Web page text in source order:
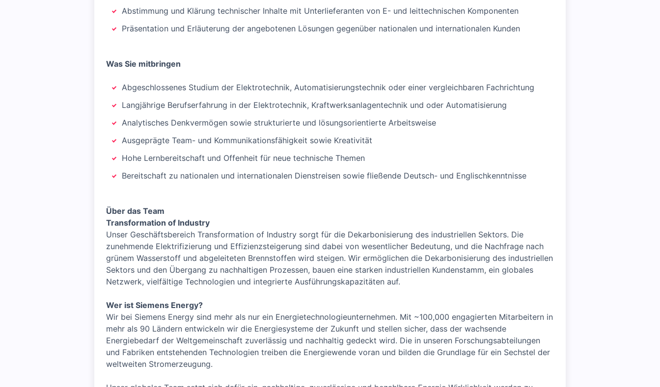
Abstimmung und Klärung technischer Inhalte mit Unterlieferanten von E- und leittechnischen Komponenten
Präsentation und Erläuterung der angebotenen Lösungen gegenüber nationalen und internationalen Kunden
Was Sie mitbringen
Abgeschlossenes Studium der Elektrotechnik, Automatisierungstechnik oder einer vergleichbaren Fachrichtung
Langjährige Berufserfahrung in der Elektrotechnik, Kraftwerksanlagentechnik und oder Automatisierung
Analytisches Denkvermögen sowie strukturierte und lösungsorientierte Arbeitsweise
Ausgeprägte Team- und Kommunikationsfähigkeit sowie Kreativität
Hohe Lernbereitschaft und Offenheit für neue technische Themen
Bereitschaft zu nationalen und internationalen Dienstreisen sowie fließende Deutsch- und Englischkenntnisse
Über das Team
Transformation of Industry
Unser Geschäftsbereich Transformation of Industry sorgt für die Dekarbonisierung des industriellen Sektors. Die
zunehmende Elektrifizierung und Effizienzsteigerung sind dabei von wesentlicher Bedeutung, und die Nachfrage nach
grünem Wasserstoff und abgeleiteten Brennstoffen wird steigen. Wir ermöglichen die Dekarbonisierung des industriellen
Sektors und den Übergang zu nachhaltigen Prozessen, bauen eine starken industriellen Kundenstamm, ein globales
Netzwerk, vielfältige Technologien und integrierte Ausführungskapazitäten auf.
Wer ist Siemens Energy?
Wir bei Siemens Energy sind mehr als nur ein Energietechnologieunternehmen. Mit ~100,000 engagierten Mitarbeitern in
mehr als 90 Ländern entwickeln wir die Energiesysteme der Zukunft und stellen sicher, dass der wachsende
Energiebedarf der Weltgemeinschaft zuverlässig und nachhaltig gedeckt wird. Die in unseren Forschungsabteilungen
und Fabriken entstehenden Technologien treiben die Energiewende voran und bilden die Grundlage für ein Sechstel der
weltweiten Stromerzeugung.